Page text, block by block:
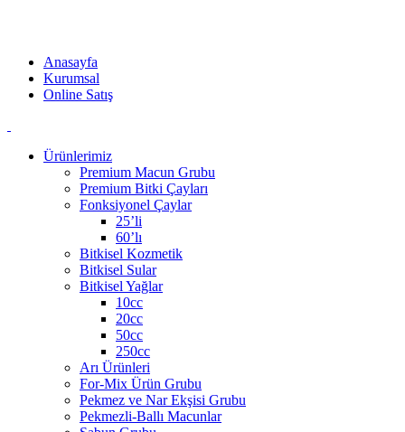
Anasayfa
Kurumsal
Online Satış
Ürünlerimiz
Premium Macun Grubu
Premium Bitki Çayları
Fonksiyonel Çaylar
25’li
60’lı
Bitkisel Kozmetik
Bitkisel Sular
Bitkisel Yağlar
10cc
20cc
50cc
250cc
Arı Ürünleri
For-Mix Ürün Grubu
Pekmez ve Nar Ekşisi Grubu
Pekmezli-Ballı Macunlar